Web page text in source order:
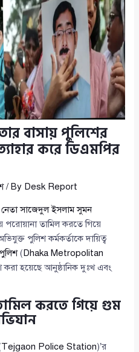
বাসায় পুলিশের
করে ডিএমপির
/ By Desk Report
সাজেদুল ইসলাম সুমন
পরোয়ানা তামিল করতে গিয়ে
পুলিশ কর্মকর্তাকে দায়িত্ব
( Dhaka Metropolitan
করা হয়েছে আনুষ্ঠানিক দুঃখ এবং
করতে গিয়ে গুম
Tejgaon Police Station)’র